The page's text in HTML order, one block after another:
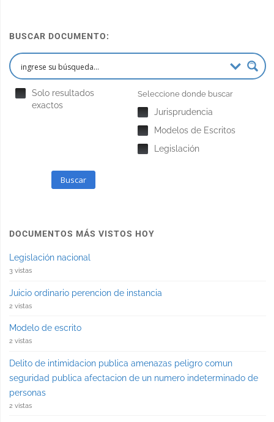
BUSCAR DOCUMENTO:
Solo resultados
exactos
Seleccione donde buscar
Jurisprudencia
Modelos de Escritos
Legislación
Buscar
DOCUMENTOS MÁS VISTOS HOY
Legislación nacional
3 vistas
Juicio ordinario perencion de instancia
2 vistas
Modelo de escrito
2 vistas
Delito de intimidacion publica amenazas peligro comun
seguridad publica afectacion de un numero indeterminado de
personas
2 vistas